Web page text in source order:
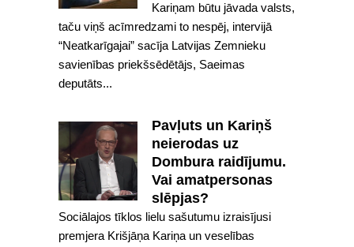
Kariņam būtu jāvada valsts,
taču viņš acīmredzami to nespēj, intervijā
“Neatkarīgajai” sacīja Latvijas Zemnieku
savienības priekšsēdētājs, Saeimas
deputāts...
Pavļuts un Kariņš
neierodas uz
Dombura raidījumu.
Vai amatpersonas
slēpjas?
Sociālajos tīklos lielu sašutumu izraisījusi
premjera Krišjāņa Kariņa un veselības